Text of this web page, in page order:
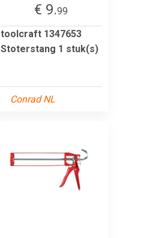
€ 9.99
toolcraft 1347653
Stoterstang 1 stuk(s)
Conrad NL